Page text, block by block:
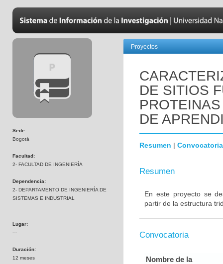
Sede:
Bogotá
Facultad:
2- FACULTAD DE INGENIERÍA
Dependencia:
2- DEPARTAMENTO DE INGENIERÍA DE
SISTEMAS E INDUSTRIAL
Lugar:
---
Duración:
12 meses
Proyectos
DE SITIOS
DE
Resumen | Convocatoria
Resumen
En este proyecto se
partir de la estructura
Convocatoria
Nombre de la